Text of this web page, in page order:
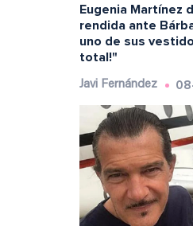
Eugenia Martínez
rendida ante
uno de sus
total!"
Javi Fernández